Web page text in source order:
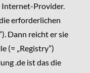
Internet-Provider.
erforderlichen
Dann reicht er sie
(= „Registry”)
.de ist das die